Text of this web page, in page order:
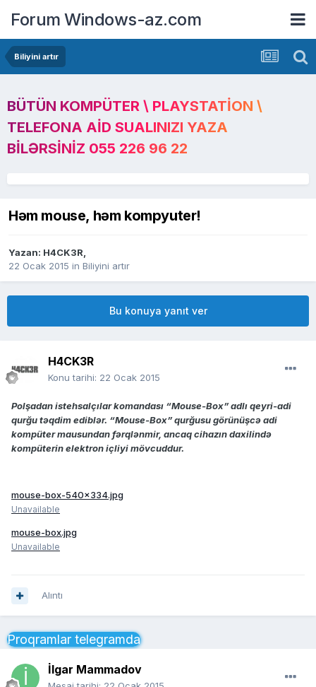
Forum Windows-az.com
Biliyini artır
BÜTÜN KOMPÜTER \ PLAYSTATION \
TELEFONA AID SUALINIZI YAZA
BILƏRSINIZ 055 226 96 22
Həm mouse, həm kompyuter!
Yazan: H4CK3R,
22 Ocak 2015 in Biliyini artır
Bu konuya yanıt ver
H4CK3R
Konu tarihi: 22 Ocak 2015
Polşadan istehsalçılar komandası “Mouse-Box” adlı qeyri-adi
qurğu təqdim ediblər. “Mouse-Box” qurğusu görünüşcə adi
kompüter mausundan fərqlənmir, ancaq cihazın daxilində
kompüterin elektron içliyi mövcuddur.
mouse-box-540x334.jpg
Unavailable
mouse-box.jpg
Unavailable
Alıntı
Proqramlar telegramda
İlgar Mammadov